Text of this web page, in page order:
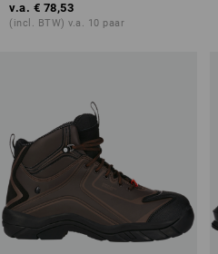
v.a. € 78,53
(incl. BTW) v.a. 10 paar